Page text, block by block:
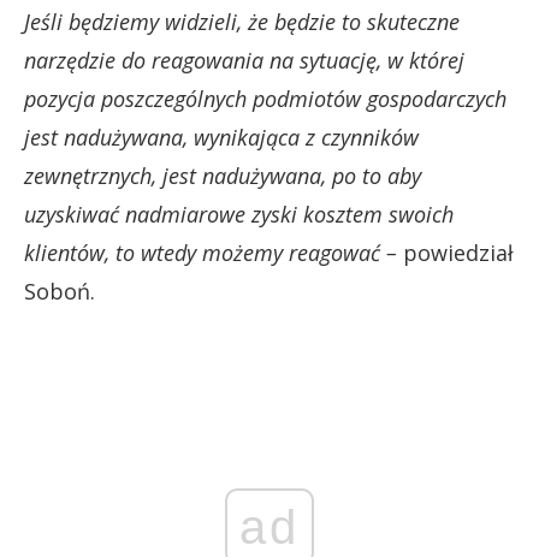
Jeśli będziemy widzieli, że będzie to skuteczne
narzędzie do reagowania na sytuację, w której
pozycja poszczególnych podmiotów gospodarczych
jest nadużywana, wynikająca z czynników
zewnętrznych, jest nadużywana, po to aby
uzyskiwać nadmiarowe zyski kosztem swoich
klientów, to wtedy możemy reagować – powiedział
Soboń.
ad